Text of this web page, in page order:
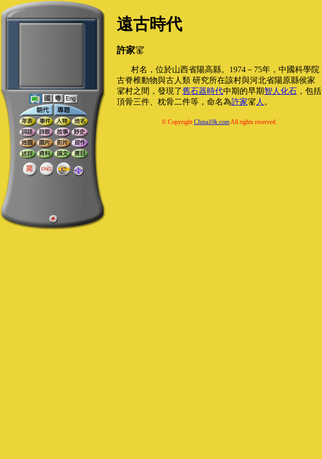
遠古時代
許家
村名，位於山西省陽高縣。1974－75年，中國科學院
古脊椎動物與古人類 研究所在該村與河北省陽原縣侯家
村之間，發現了舊石器時代中期的早期智人 化石 ，包括
頂骨三件、枕骨二件等，命名為許家 人 。
© CopyrightChina10k.comAll rights reserved.